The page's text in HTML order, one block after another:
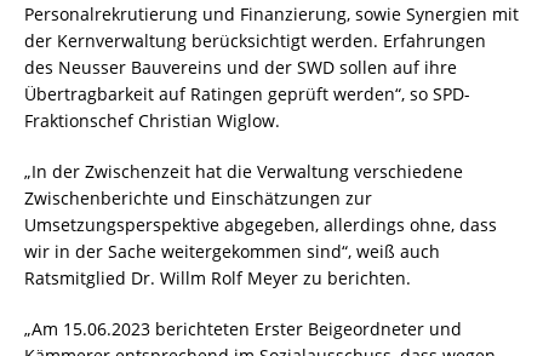
Personalrekrutierung und Finanzierung, sowie Synergien mit
der Kernverwaltung berücksichtigt werden. Erfahrungen
des Neusser Bauvereins und der SWD sollen auf ihre
Übertragbarkeit auf Ratingen geprüft werden“, so SPD-
Fraktionschef Christian Wiglow.
„In der Zwischenzeit hat die Verwaltung verschiedene
Zwischenberichte und Einschätzungen zur
Umsetzungsperspektive abgegeben, allerdings ohne, dass
wir in der Sache weitergekommen sind“, weiß auch
Ratsmitglied Dr. Willm Rolf Meyer zu berichten.
„Am 15.06.2023 berichteten Erster Beigeordneter und